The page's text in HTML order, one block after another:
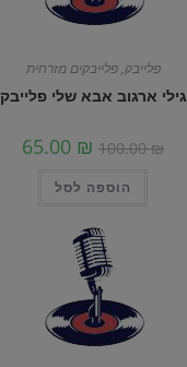
פלייבק,פלייבקים מזרחית
גילי ארגוב אבא שלי פלייבק
100.00₪
65.00 ₪
הוספה לסל